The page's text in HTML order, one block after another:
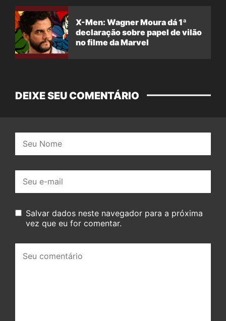
X-Men: Wagner Moura dá 1ª
declaração sobre papel de vilão
no filme da Marvel
DEIXE SEU COMENTÁRIO
mail:
Salvar dados neste navegador para a próxima
vez que eu for comentar.
comentário: